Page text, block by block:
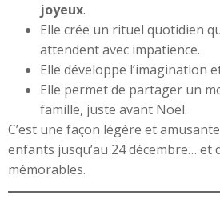
joyeux.
Elle crée un rituel quotidien
attendent avec impatience.
Elle développe l’imagination
Elle permet de partager un
famille, juste avant Noël.
C’est une façon légère et
enfants jusqu’au 24 décembre… et
mémorables.